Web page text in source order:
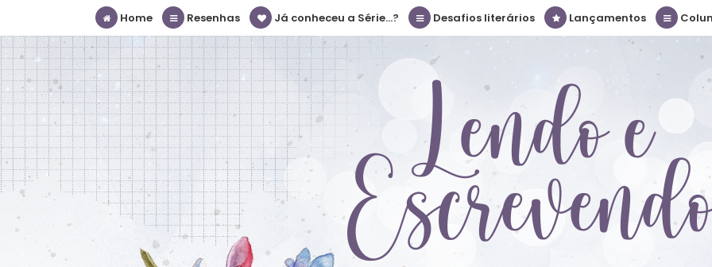
Home Resenhas Já conheceu a Série...? Desafios literários Lançamentos